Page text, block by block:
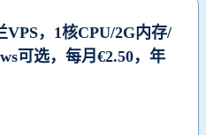
，1核CPU/2G内存/
可选，每月€2.50，年